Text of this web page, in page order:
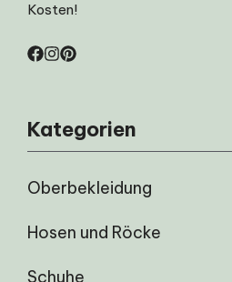
Kosten!
Kategorien
Oberbekleidung
Hosen und Röcke
Schuhe